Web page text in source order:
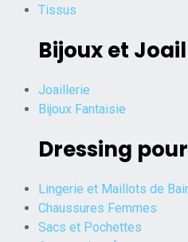
Tissus
Bijoux et
Joaillerie
Bijoux Fantaisie
Dressing
Lingerie et Maillots de
Chaussures Femmes
Sacs et Pochettes